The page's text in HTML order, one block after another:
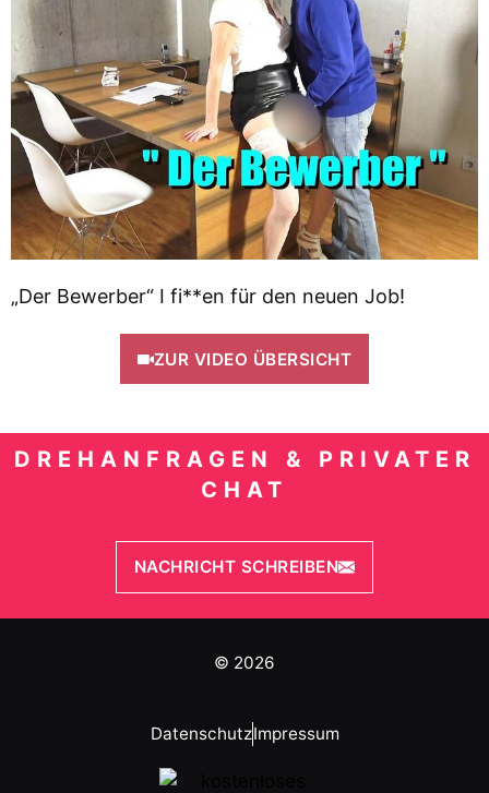
„Der Bewerber“ I fi**en für den neuen Job!
ZUR VIDEO ÜBERSICHT
DREHANFRAGEN & PRIVATER
CHAT
NACHRICHT SCHREIBEN
© 2026
DatenschutzImpressum